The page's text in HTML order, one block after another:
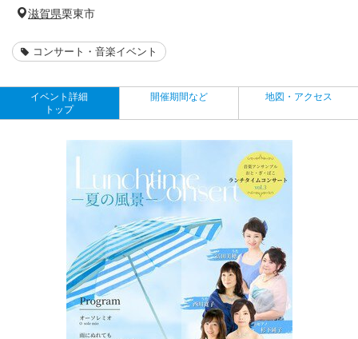
滋賀県栗東市
コンサート・音楽イベント
イベント詳細
トップ
開催期間など 地図・アクセス